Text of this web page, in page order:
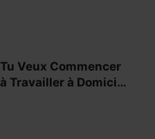
Tu Veux Commencer
à Travailler à Domicile